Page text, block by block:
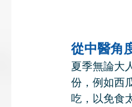
從中醫角
夏季無論大
份，例如西
吃，以免食